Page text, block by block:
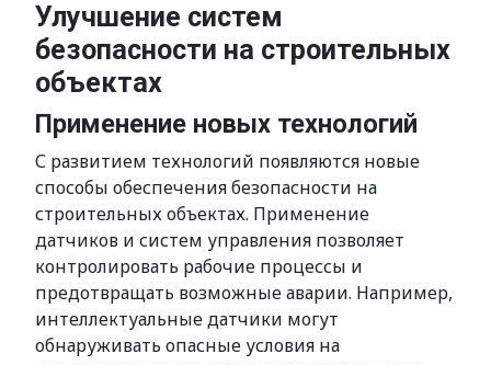
Улучшение систем
безопасности на строительных
объектах
Применение новых технологий
С развитием технологий появляются новые
способы обеспечения безопасности на
строительных объектах. Применение
датчиков и систем управления позволяет
контролировать рабочие процессы и
предотвращать возможные аварии. Например,
интеллектуальные датчики могут
обнаруживать опасные условия на